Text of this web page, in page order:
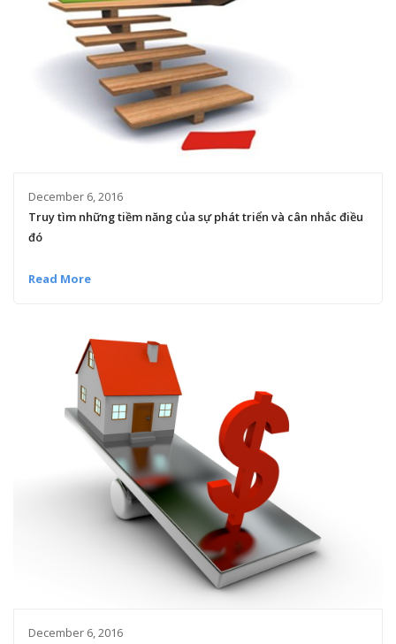
December 6, 2016
Truy tìm những tiềm năng của sự phát triển và cân nhắc điều
đó
Read More
December 6, 2016